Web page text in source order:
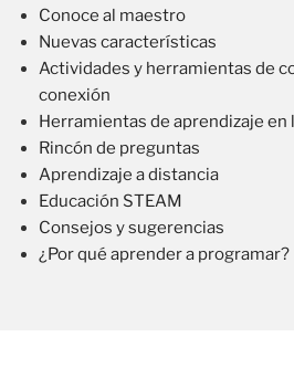
Conoce al maestro
Nuevas características
Actividades y herramientas de
conexión
Herramientas de aprendizaje en
Rincón de preguntas
Aprendizaje a distancia
Educación STEAM
Consejos y sugerencias
¿Por qué aprender a programar?